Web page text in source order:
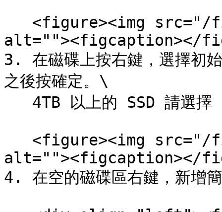
alt=""><figcaption></
3. 在磁碟上按右鍵，選擇初
之後按確定。\
alt=""><figcaption></
4. 在空的磁碟區右鍵，新增